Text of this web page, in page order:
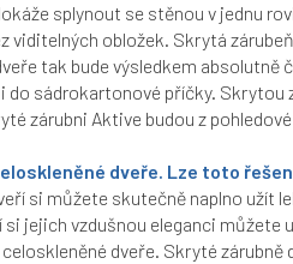
splynout se stěnou v jednu
viditelných obložek. Skrytá
tak bude výsledkem
do sádrokartonové příčky. Skrytou
zárubni Aktive budou z
dveře. Lze toto
si můžete skutečně naplno užít
si jejich vzdušnou eleganci
dveře. Skryté zárubně